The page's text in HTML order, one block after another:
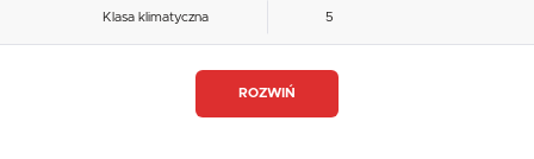
Klasa klimatyczna 5
Klasa energetyczna A
ROZWIŃ